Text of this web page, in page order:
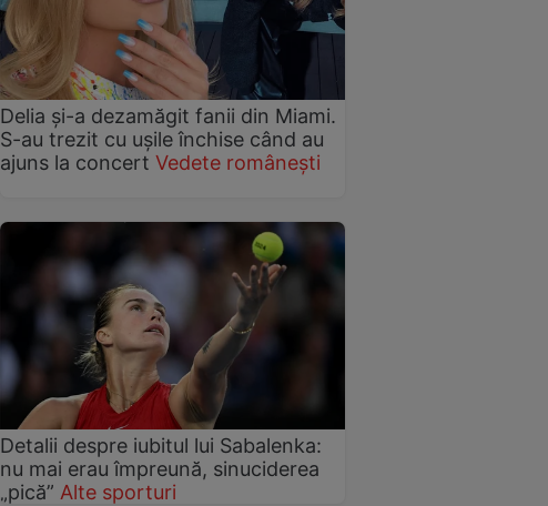
Delia și-a dezamăgit fanii din Miami.
S-au trezit cu ușile închise când au
ajuns la concert Vedete românești
Detalii despre iubitul lui Sabalenka:
nu mai erau împreună, sinuciderea
„pică” Alte sporturi